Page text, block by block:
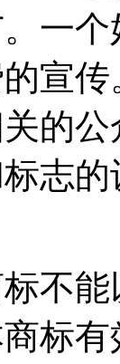
一
宣
的
志
不
标